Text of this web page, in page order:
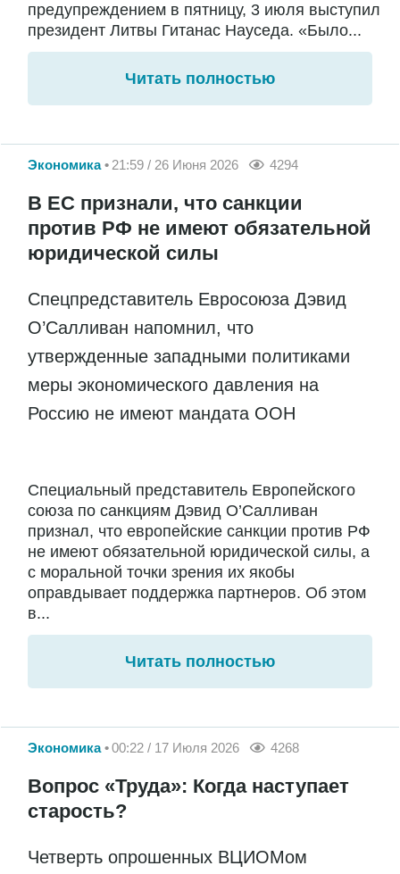
предупреждением в пятницу, 3 июля выступил
президент Литвы Гитанас Науседа. «Было...
Читать полностью
Экономика 21:59 / 26 Июня 2026 4294
В ЕС признали, что санкции
против РФ не имеют обязательной
юридической силы
Спецпредставитель Евросоюза Дэвид
О’Салливан напомнил, что
утвержденные западными политиками
меры экономического давления на
Россию не имеют мандата ООН
Специальный представитель Европейского
союза по санкциям Дэвид О’Салливан
признал, что европейские санкции против РФ
не имеют обязательной юридической силы, а
с моральной точки зрения их якобы
оправдывает поддержка партнеров. Об этом
в...
Читать полностью
Экономика 00:22 / 17 Июля 2026 4268
Вопрос «Труда»: Когда наступает
старость?
Четверть опрошенных ВЦИОМом